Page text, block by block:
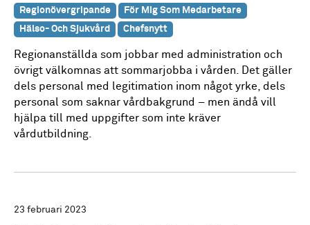
Regionövergripande
För Mig Som Medarbetare
Hälso- Och Sjukvård
Chefsnytt
Regionanställda som jobbar med administration och
övrigt välkomnas att sommarjobba i vården. Det gäller
dels personal med legitimation inom något yrke, dels
personal som saknar vårdbakgrund – men ändå vill
hjälpa till med uppgifter som inte kräver
vårdutbildning.
23 februari 2023